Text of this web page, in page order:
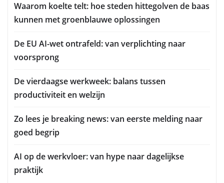
Waarom koelte telt: hoe steden hittegolven de baas
kunnen met groenblauwe oplossingen
De EU AI-wet ontrafeld: van verplichting naar
voorsprong
De vierdaagse werkweek: balans tussen
productiviteit en welzijn
Zo lees je breaking news: van eerste melding naar
goed begrip
AI op de werkvloer: van hype naar dagelijkse
praktijk